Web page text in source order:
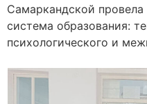
Самаркандской
система образования:
психологического и